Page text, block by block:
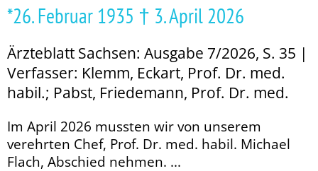
*26. Februar 1935 † 3. April 2026
Ärzteblatt Sachsen: Ausgabe 7/2026, S. 35 |
Verfasser: Klemm, Eckart, Prof. Dr. med.
habil.; Pabst, Friedemann, Prof. Dr. med.
Im April 2026 mussten wir von unserem
verehrten Chef, Prof. Dr. med. habil. Michael
Flach, Abschied nehmen. ...